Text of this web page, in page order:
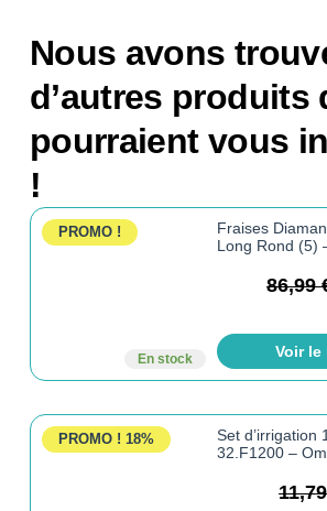
Nous avons
d’autres produits
pourraient vous
!
PROMO !
En stock
Fraises
Long Rond (5)
86,99
Voir
PROMO ! 18%
Set d’irrigation
32.F1200 –